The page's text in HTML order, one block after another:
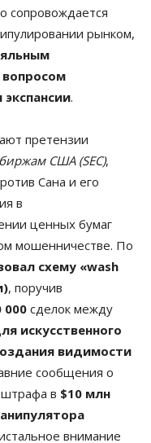
сопровождается
рынком,
вопросом
.
претензии
США (SEC),
Сана и его
в
ценных бумаг
мошенничестве. По
схему «wash
, поручив
000 сделок между
искусственного
видимости
сообщения о
в $10 млн
внимание